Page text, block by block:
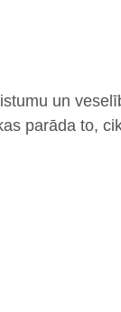
un
parāda to,